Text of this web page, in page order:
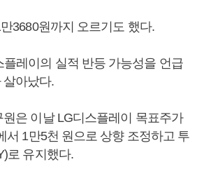
3680원까지 오르기도 했다.
레이의 실적 반등 가능성을 언급
아났다.
은 이날 LG디스플레이 목표주가
서 1만5천 원으로 상향 조정하고 투
로 유지했다.